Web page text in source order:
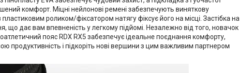
комфорт. Міцні нейлонові ремені забезпечують виняткову
пластиковим роликом/фіксатором натягу фіксує його на місці. Застібка на
що дає вам впевненість у легкому підйомі. Незалежно від того, новачок
пояс RDX RX5 забезпечує ідеальне поєднання комфорту,
продуктивність і підкоріть нові вершини з цим важливим партнером